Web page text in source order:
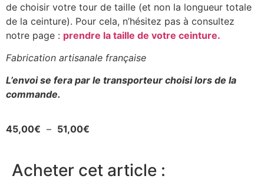
de choisir votre tour de taille (et non la longueur totale
de la ceinture). Pour cela, n’hésitez pas à consultez
notre page : prendre la taille de votre ceinture.
Fabrication artisanale française
L’envoi se fera par le transporteur choisi lors de la
commande.
45,00€ – 51,00€
Acheter cet article :